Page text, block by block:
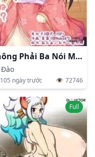
Không Phải Ba Nói Muốn Thấy Mặt Cháu Hả Ba?
Đào
105 ngày trước 👁️ 72746
Full